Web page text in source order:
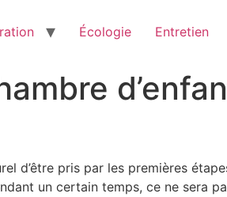
Écologie Entretien
d’être pris par les premières
un certain temps, ce ne sera